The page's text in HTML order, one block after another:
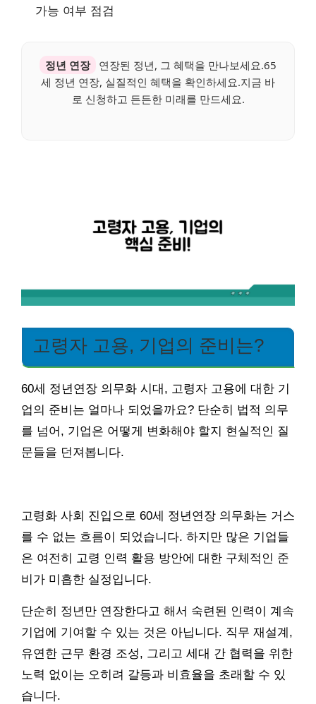
가능 여부 점검
정년 연장
연장된 정년, 그 혜택을 만나보세요.65
세 정년 연장, 실질적인 혜택을 확인하세요.지금 바
로 신청하고 든든한 미래를 만드세요.
고령자 고용, 기업의 준비는?
60세 정년연장 의무화 시대, 고령자 고용에 대한 기
업의 준비는 얼마나 되었을까요? 단순히 법적 의무
를 넘어, 기업은 어떻게 변화해야 할지 현실적인 질
문들을 던져봅니다.
고령화 사회 진입으로 60세 정년연장 의무화는 거스
를 수 없는 흐름이 되었습니다. 하지만 많은 기업들
은 여전히 고령 인력 활용 방안에 대한 구체적인 준
비가 미흡한 실정입니다.
단순히 정년만 연장한다고 해서 숙련된 인력이 계속
기업에 기여할 수 있는 것은 아닙니다. 직무 재설계,
유연한 근무 환경 조성, 그리고 세대 간 협력을 위한
노력 없이는 오히려 갈등과 비효율을 초래할 수 있
습니다.